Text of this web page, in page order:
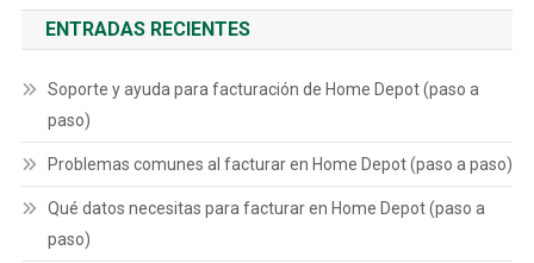
ENTRADAS RECIENTES
Soporte y ayuda para facturación de Home Depot (paso a
paso)
Problemas comunes al facturar en Home Depot (paso a paso)
Qué datos necesitas para facturar en Home Depot (paso a
paso)